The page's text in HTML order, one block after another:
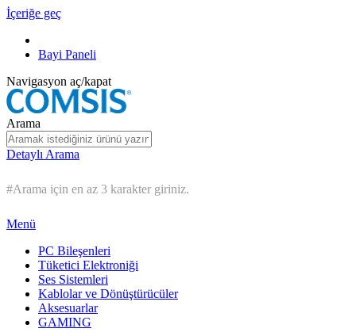
İçeriğe geç
Bayi Paneli
Navigasyon aç/kapat
Arama
Detaylı Arama
#Arama için en az 3 karakter giriniz.
Menü
PC Bileşenleri
Tüketici Elektroniği
Ses Sistemleri
Kablolar ve Dönüştürücüler
Aksesuarlar
GAMING